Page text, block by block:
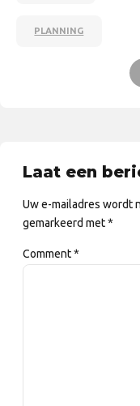
PLANNING
Laat een
Uw e-mailadres wordt
gemarkeerd met *
Comment*